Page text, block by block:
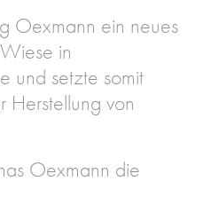
Oexmann ein neues
in
und setzte somit
von
Oexmann die